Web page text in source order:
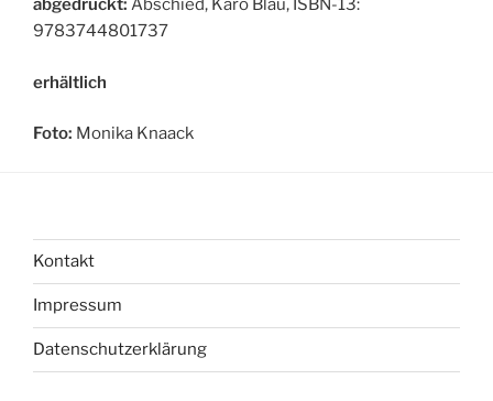
abgedruckt: Abschied, Karo Blau, ISBN-13:
9783744801737
erhältlich
Foto: Monika Knaack
Kontakt
Impressum
Datenschutzerklärung